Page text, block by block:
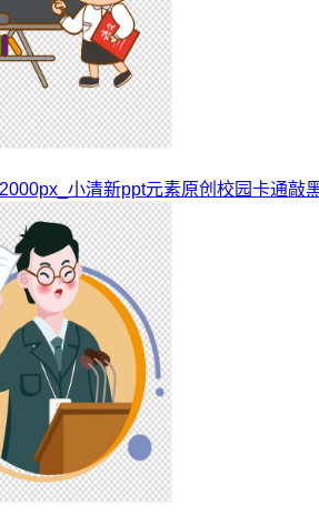
小清新ppt元素原创校园卡通敲